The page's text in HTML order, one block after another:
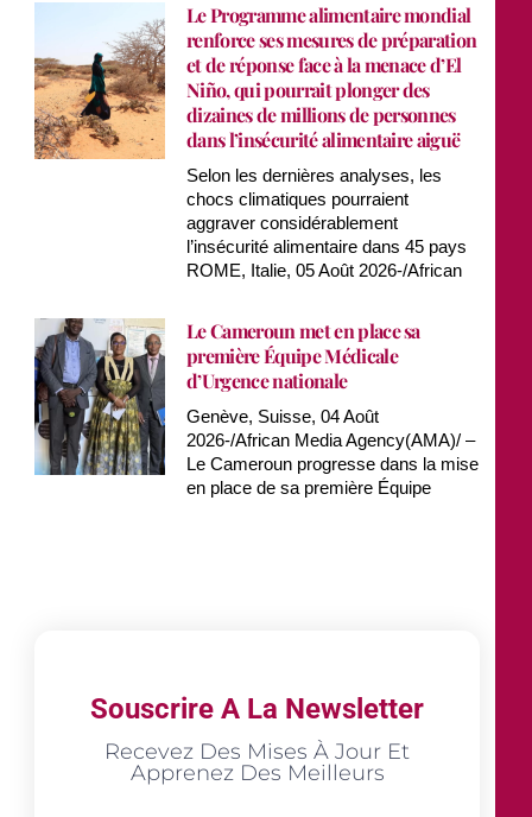
Le Programme alimentaire mondial
renforce ses mesures de préparation
et de réponse face à la menace d’El
Niño, qui pourrait plonger des
dizaines de millions de personnes
dans l’insécurité alimentaire aiguë
Selon les dernières analyses, les
chocs climatiques pourraient
aggraver considérablement
l’insécurité alimentaire dans 45 pays
ROME, Italie, 05 Août 2026-/African
Le Cameroun met en place sa
première Équipe Médicale
d’Urgence nationale
Genève, Suisse, 04 Août
2026-/African Media Agency(AMA)/ –
Le Cameroun progresse dans la mise
en place de sa première Équipe
Souscrire A La Newsletter
Recevez Des Mises À Jour Et
Apprenez Des Meilleurs